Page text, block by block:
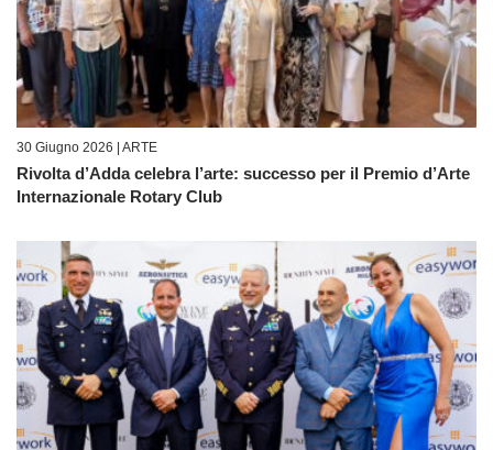
30 Giugno 2026 | ARTE
Rivolta d’Adda celebra l’arte: successo per il Premio d’Arte
Internazionale Rotary Club